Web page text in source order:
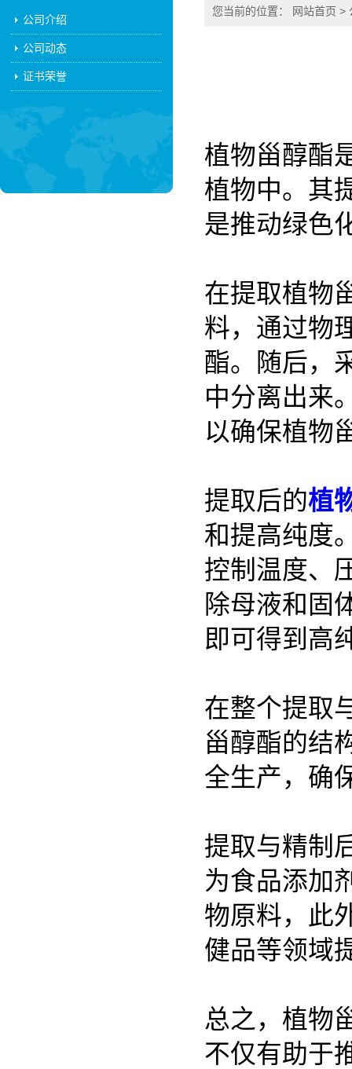
公司介绍
公司动态
证书荣誉
您当前的位置： 网站首页 >
植物甾醇酯
植物中。其
是推动绿色
在提取植物
料，通过物
酯。随后，
中分离出来
以确保植物
提取后的植
和提高纯度
控制温度、
除母液和固
即可得到高
在整个提取
甾醇酯的结
全生产，确
提取与精制
为食品添加
物原料，此
健品等领域
总之，植物
不仅有助于